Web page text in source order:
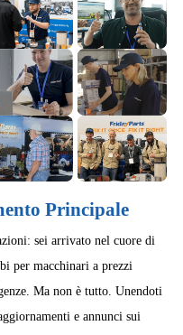
Principale
sei arrivato nel cuore di
per macchinari a prezzi
Ma non è tutto. Unendoti
e annunci sui